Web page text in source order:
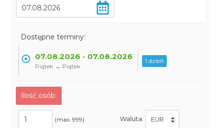
Dostępne terminy:
07.08.2026 - 07.08.2026
Piątek → Piątek
1 dzień
Ilość osób:
(max. 999) Waluta: